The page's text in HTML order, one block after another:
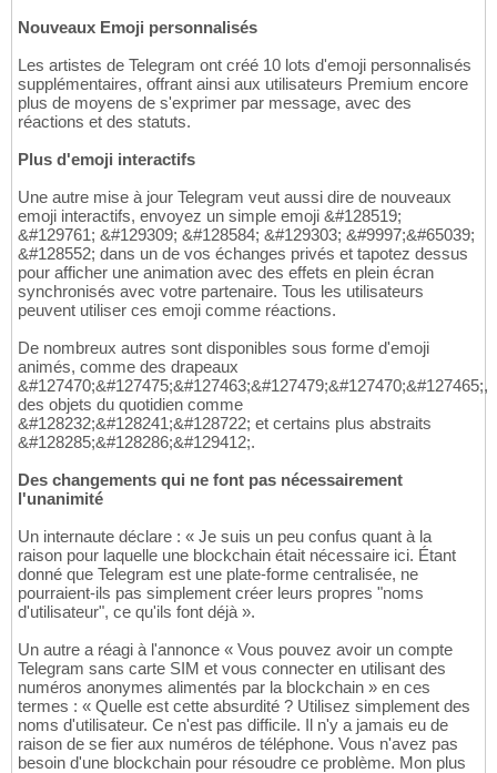
Nouveaux Emoji personnalisés
Les artistes de Telegram ont créé 10 lots d'emoji personnalisés
supplémentaires, offrant ainsi aux utilisateurs Premium encore
plus de moyens de s'exprimer par message, avec des
réactions et des statuts.
Plus d'emoji interactifs
Une autre mise à jour Telegram veut aussi dire de nouveaux
emoji interactifs, envoyez un simple emoji &#128519;
&#129761; &#129309; &#128584; &#129303; &#9997;&#65039;
&#128552; dans un de vos échanges privés et tapotez dessus
pour afficher une animation avec des effets en plein écran
synchronisés avec votre partenaire. Tous les utilisateurs
peuvent utiliser ces emoji comme réactions.
De nombreux autres sont disponibles sous forme d'emoji
animés, comme des drapeaux
&#127470;&#127475;&#127463;&#127479;&#127470;&#127465;,
des objets du quotidien comme
&#128232;&#128241;&#128722; et certains plus abstraits
&#128285;&#128286;&#129412;.
Des changements qui ne font pas nécessairement
l'unanimité
Un internaute déclare : « Je suis un peu confus quant à la
raison pour laquelle une blockchain était nécessaire ici. Étant
donné que Telegram est une plate-forme centralisée, ne
pourraient-ils pas simplement créer leurs propres "noms
d'utilisateur", ce qu'ils font déjà ».
Un autre a réagi à l'annonce « Vous pouvez avoir un compte
Telegram sans carte SIM et vous connecter en utilisant des
numéros anonymes alimentés par la blockchain » en ces
termes : « Quelle est cette absurdité ? Utilisez simplement des
noms d'utilisateur. Ce n'est pas difficile. Il n'y a jamais eu de
raison de se fier aux numéros de téléphone. Vous n'avez pas
besoin d'une blockchain pour résoudre ce problème. Mon plus